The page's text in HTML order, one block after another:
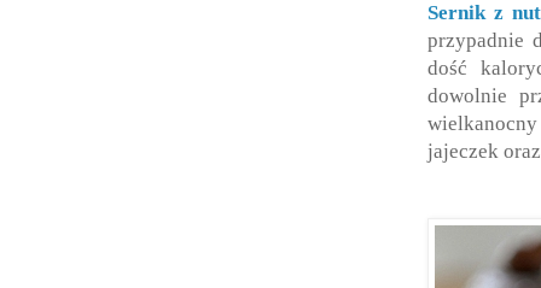
Sernik z
przypadnie
dość
dowolnie
jajeczek